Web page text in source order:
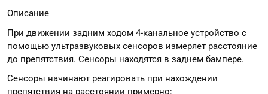
Описание
При движении задним ходом 4-канальное устройство с
помощью ультразвуковых сенсоров измеряет расстояние
до препятствия. Сенсоры находятся в заднем бампере.
Сенсоры начинают реагировать при нахождении
препятствия на расстоянии примерно: